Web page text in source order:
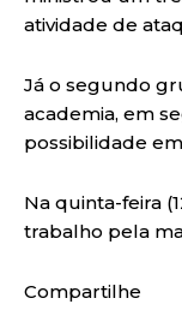
atividade de
Já o segundo
academia, em
possibilidade
Na quinta-feira
trabalho pela
Compartilhe